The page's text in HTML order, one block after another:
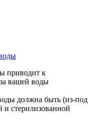
приводит к
вашей воды
должна быть (из-под
и стерилизованной